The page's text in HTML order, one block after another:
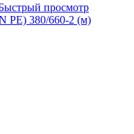
просмотр
PE) 380/660-2 (м)